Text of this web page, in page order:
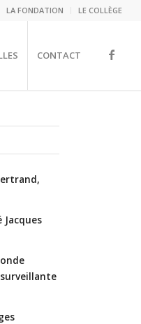
LA FONDATION LE COLLÈGE
CONTACT
Jacques